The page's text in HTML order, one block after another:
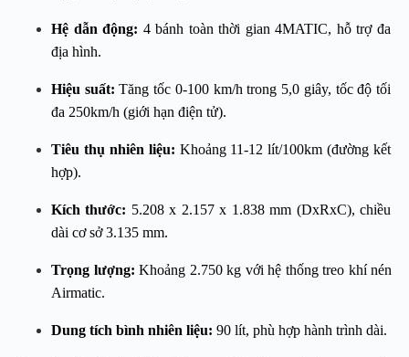
Hệ dẫn động: 4 bánh toàn thời gian 4MATIC, hỗ trợ đa
địa hình.
Hiệu suất: Tăng tốc 0-100 km/h trong 5,0 giây, tốc độ tối
đa 250km/h (giới hạn điện tử).
Tiêu thụ nhiên liệu: Khoảng 11-12 lít/100km (đường kết
hợp).
Kích thước: 5.208 x 2.157 x 1.838 mm (DxRxC), chiều
dài cơ sở 3.135 mm.
Trọng lượng: Khoảng 2.750 kg với hệ thống treo khí nén
Airmatic.
Dung tích bình nhiên liệu: 90 lít, phù hợp hành trình dài.